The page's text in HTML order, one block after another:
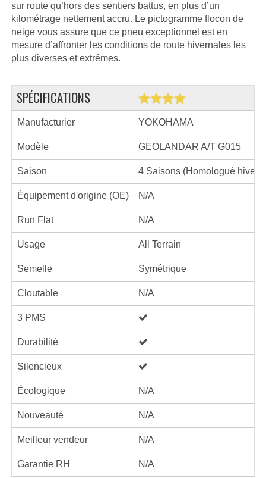
sur route qu’hors des sentiers battus, en plus d’un
kilométrage nettement accru. Le pictogramme flocon de
neige vous assure que ce pneu exceptionnel est en
mesure d’affronter les conditions de route hivernales les
plus diverses et extrêmes.
SPÉCIFICATIONS
Manufacturier YOKOHAMA
Modèle GEOLANDAR A/T G015
Saison 4 Saisons (Homologué hiver)
Équipement d'origine (OE) N/A
Run Flat N/A
Usage All Terrain
Semelle Symétrique
Cloutable N/A
3 PMS
Durabilité
Silencieux
Écologique N/A
Nouveauté N/A
Meilleur vendeur N/A
Garantie RH N/A